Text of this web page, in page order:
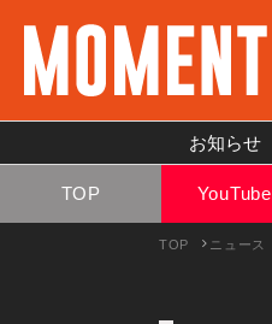
お知らせ
TOP YouTube
TOP ニュース